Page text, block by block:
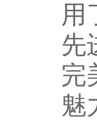
用
先
完
魅